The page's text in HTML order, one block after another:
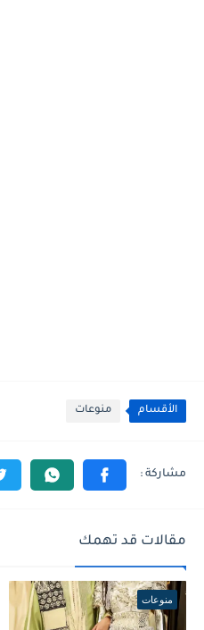
الأقسام منوعات
مقالات قد تهمك
منوعات